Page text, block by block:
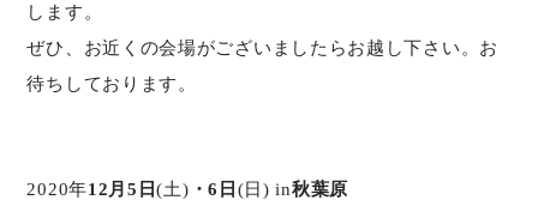
します。
ぜひ、お近くの会場がございましたらお越し下さい。お
待ちしております。
2020年12 月5 日(土) ・6 日 (日) in秋葉原